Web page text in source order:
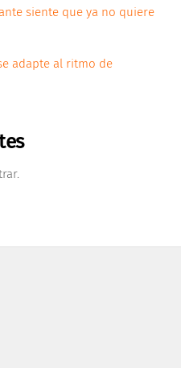
siente que ya no quiere
adapte al ritmo de